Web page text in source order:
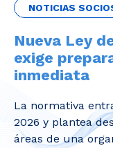
Nuestra Institución
Pilares
Comités de
NOTICIAS
Nueva Ley
exige
inmediata
La normativa
2026 y plantea
áreas de una